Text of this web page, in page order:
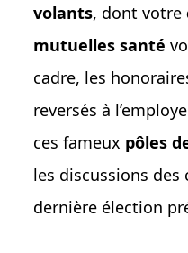
volants, dont votre
mutuelles santé
cadre, les
reversés à
ces fameux pôles
les discussions
dernière élection